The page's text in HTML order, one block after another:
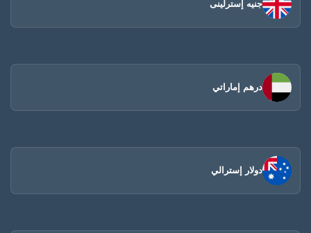
جنيه إسترلينى
درهم إماراتي
دولار إسترالي